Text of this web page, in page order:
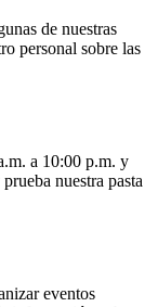
de nuestras
personal sobre las
a 10:00 p.m. y
nuestra pasta
eventos